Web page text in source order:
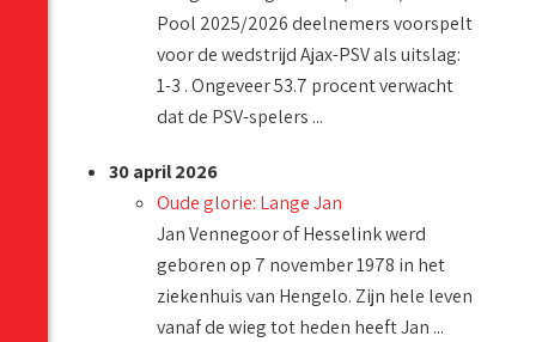
Pool 2025/2026 deelnemers voorspelt
voor de wedstrijd Ajax-PSV als uitslag:
1-3 . Ongeveer 53.7 procent verwacht
dat de PSV-spelers ...
30 april 2026
Oude glorie: Lange Jan
Jan Vennegoor of Hesselink werd
geboren op 7 november 1978 in het
ziekenhuis van Hengelo. Zijn hele leven
vanaf de wieg tot heden heeft Jan ...